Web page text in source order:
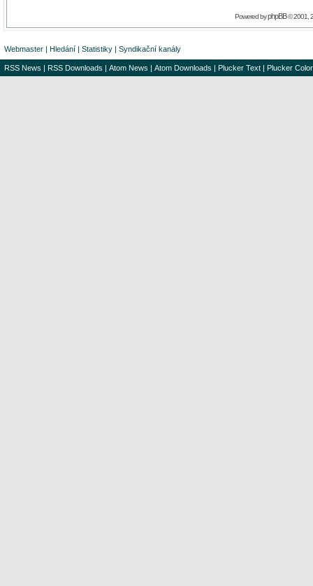
Powered byphpBB© 2001,
Webmaster | Hledání | Statistiky | Syndikační kanály
RSS News | RSS Downloads | Atom News | Atom Downloads | Plucker Text | Plucker Color